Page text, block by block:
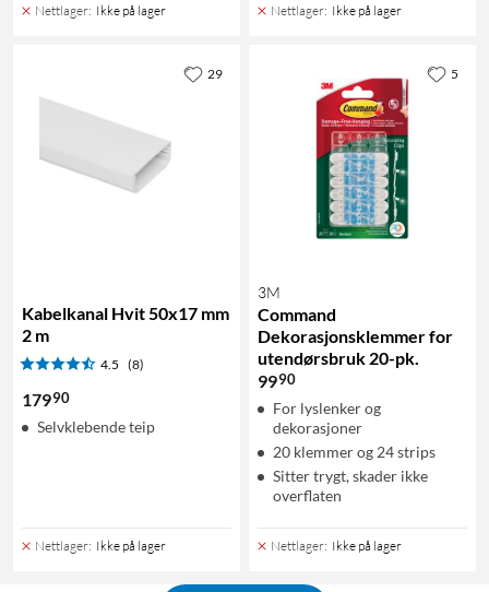
Nettlager: Ikke på lager Nettlager: Ikke på lager
Kabelkanal Hvit 50x17 mm
2 m
4.5 (8)
17990
Selvklebende teip
Nettlager: Ikke på lager
29
3M
Command
Dekorasjonsklemmer for
utendørsbruk 20-pk.
9990
For lyslenker og
dekorasjoner
20 klemmer og 24 strips
Sitter trygt, skader ikke
overflaten
Nettlager: Ikke på lager
5